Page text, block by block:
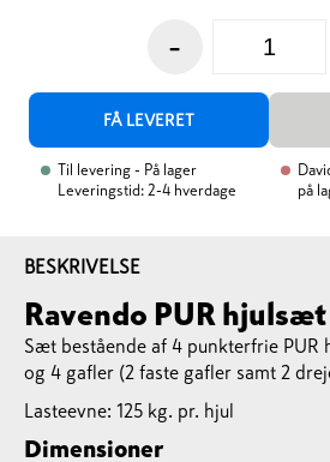
-
FÅ LEVERET
Til levering - På lager
Leveringstid: 2-4 hverdage
på
BESKRIVELSE
Ravendo PUR
Sæt bestående af 4 punkterfrie PUR
og 4 gafler (2 faste gafler samt 2
Lasteevne: 125 kg. pr. hjul
Dimensioner